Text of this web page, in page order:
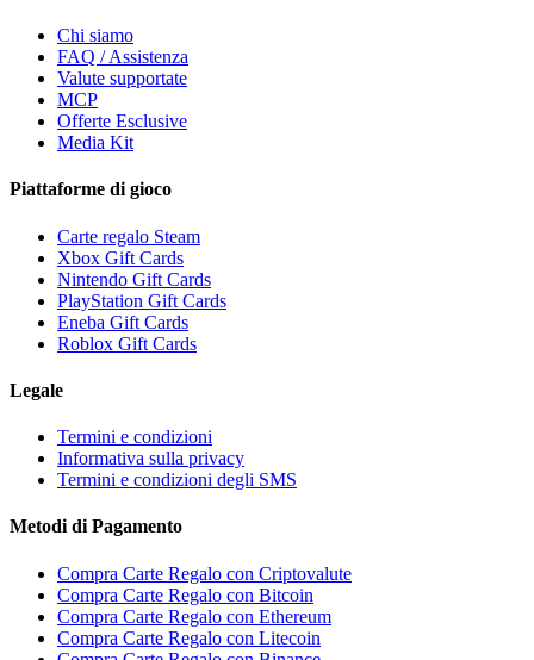
Chi siamo
FAQ / Assistenza
Valute supportate
MCP
Offerte Esclusive
Media Kit
Piattaforme di gioco
Carte regalo Steam
Xbox Gift Cards
Nintendo Gift Cards
PlayStation Gift Cards
Eneba Gift Cards
Roblox Gift Cards
Legale
Termini e condizioni
Informativa sulla privacy
Termini e condizioni degli SMS
Metodi di Pagamento
Compra Carte Regalo con Criptovalute
Compra Carte Regalo con Bitcoin
Compra Carte Regalo con Ethereum
Compra Carte Regalo con Litecoin